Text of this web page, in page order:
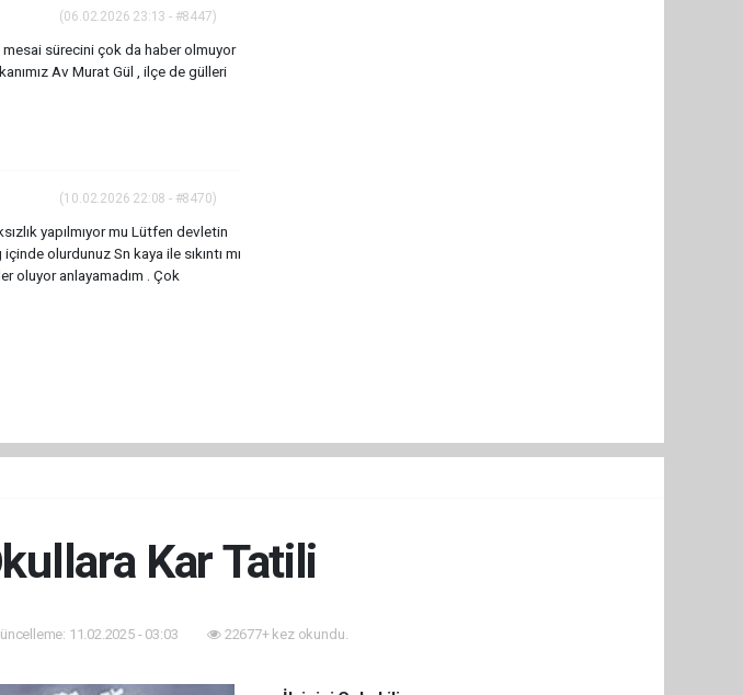
(06.02.2026 23:13 - #8447)
mesai sürecini çok da haber olmuyor
Av Murat Gül , ilçe de gülleri
(10.02.2026 22:08 - #8470)
yapılmıyor mu Lütfen devletin
olurdunuz Sn kaya ile sıkıntı mı
oluyor anlayamadım . Çok
Kar Tatili
11.02.2025 - 03:03 22677+ kez okundu.